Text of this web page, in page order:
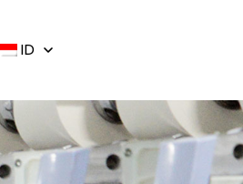
ID